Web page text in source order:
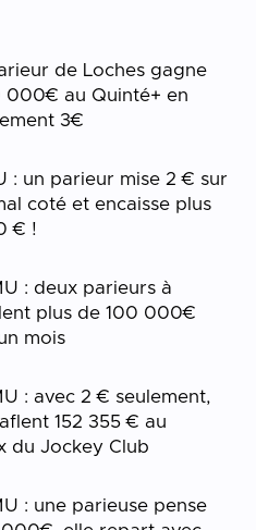
de Loches gagne
000€ au Quinté+ en
3€
: un parieur mise 2 € sur
coté et encaisse plus
€ !
: deux parieurs à
plus de 100 000€
mois
: avec 2 € seulement,
152 355 € au
du Jockey Club
: une parieuse pense